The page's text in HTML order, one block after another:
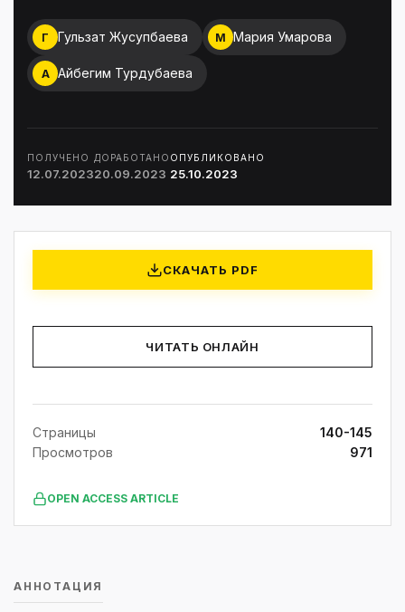
Г Гульзат Жусупбаева М Мария Умарова
А Айбегим Турдубаева
ПОЛУЧЕНО
12.07.2023
ДОРАБОТАНО
20.09.2023
ОПУБЛИКОВАНО
25.10.2023
СКАЧАТЬ PDF
ЧИТАТЬ ОНЛАЙН
Страницы
140-145
Просмотров
971
OPEN ACCESS ARTICLE
АННОТАЦИЯ